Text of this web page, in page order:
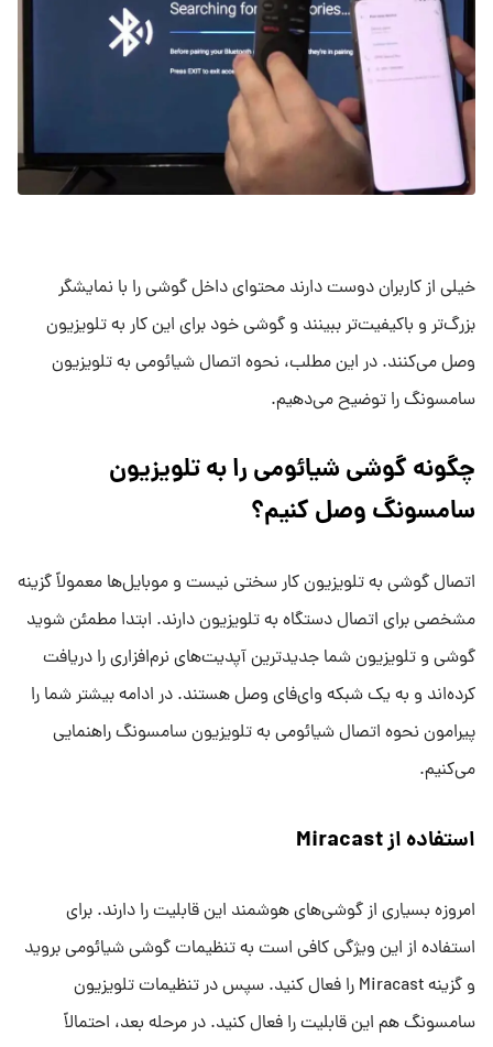
خیلی از کاربران دوست دارند محتوای داخل گوشی را با نمایشگر
بزرگ‌تر و باکیفیت‌تر ببینند و گوشی خود برای این کار به تلویزیون
وصل می‌کنند. در این مطلب، نحوه اتصال شیائومی به تلویزیون
سامسونگ را توضیح می‌دهیم.
چگونه گوشی شیائومی را به تلویزیون
سامسونگ وصل کنیم؟
اتصال گوشی به تلویزیون کار سختی نیست و موبایل‌ها معمولاً گزینه
مشخصی برای اتصال دستگاه به تلویزیون دارند. ابتدا مطمئن شوید
گوشی و تلویزیون شما جدیدترین آپدیت‌های نرم‌افزاری را دریافت
کرده‌اند و به یک شبکه وای‌فای وصل هستند. در ادامه بیشتر شما را
پیرامون نحوه اتصال شیائومی به تلویزیون سامسونگ راهنمایی
می‌کنیم.
استفاده از Miracast
امروزه بسیاری از گوشی‌های هوشمند این قابلیت را دارند. برای
استفاده از این ویژگی کافی است به تنظیمات گوشی شیائومی بروید
و گزینه Miracast را فعال کنید. سپس در تنظیمات تلویزیون
سامسونگ هم این قابلیت را فعال کنید. در مرحله بعد، احتمالاً